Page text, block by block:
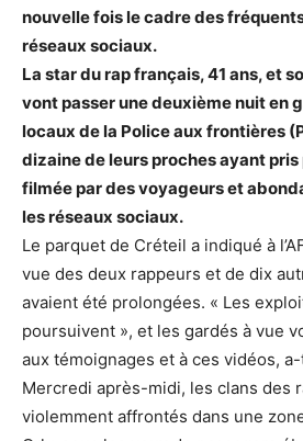
nouvelle fois le cadre des
réseaux sociaux.
La star du rap français, 41 ans, et
vont passer une deuxième nuit en
locaux de la Police aux frontières
dizaine de leurs proches ayant
filmée par des voyageurs et
les réseaux sociaux.
Le parquet de Créteil a indiqué à
vue des deux rappeurs et de dix
avaient été prolongées. « Les
poursuivent », et les gardés à vue
aux témoignages et à ces vidéos,
Mercredi après-midi, les clans des
violemment affrontés dans une